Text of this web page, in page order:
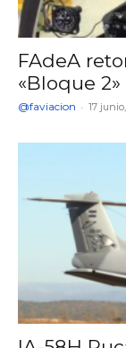
FAdeA
«Bloque
@faviacion - 17